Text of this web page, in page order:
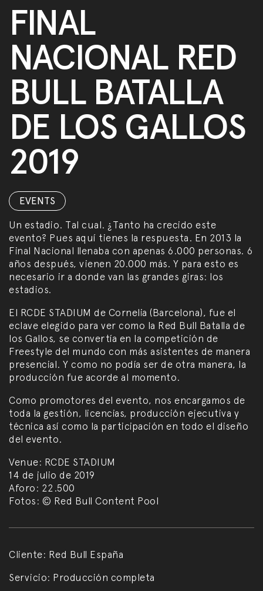
FINAL
NACIONAL RED
BULL BATALLA
DE LOS GALLOS
2019
EVENTS
Un estadio. Tal cual. ¿Tanto ha crecido este
evento? Pues aquí tienes la respuesta. En 2013 la
Final Nacional llenaba con apenas 6.000 personas. 6
años después, vienen 20.000 más. Y para esto es
necesario ir a donde van las grandes giras: los
estadios.
El RCDE STADIUM de Cornelia (Barcelona), fue el
eclave elegido para ver como la Red Bull Batalla de
los Gallos, se convertía en la competición de
Freestyle del mundo con más asistentes de manera
presencial. Y como no podía ser de otra manera, la
producción fue acorde al momento.
Como promotores del evento, nos encargamos de
toda la gestión, licencias, producción ejecutiva y
técnica así como la participación en todo el diseño
del evento.
Venue: RCDE STADIUM
14 de julio de 2019
Aforo: 22.500
Fotos: © Red Bull Content Pool
Cliente: Red Bull España
Servicio: Producción completa